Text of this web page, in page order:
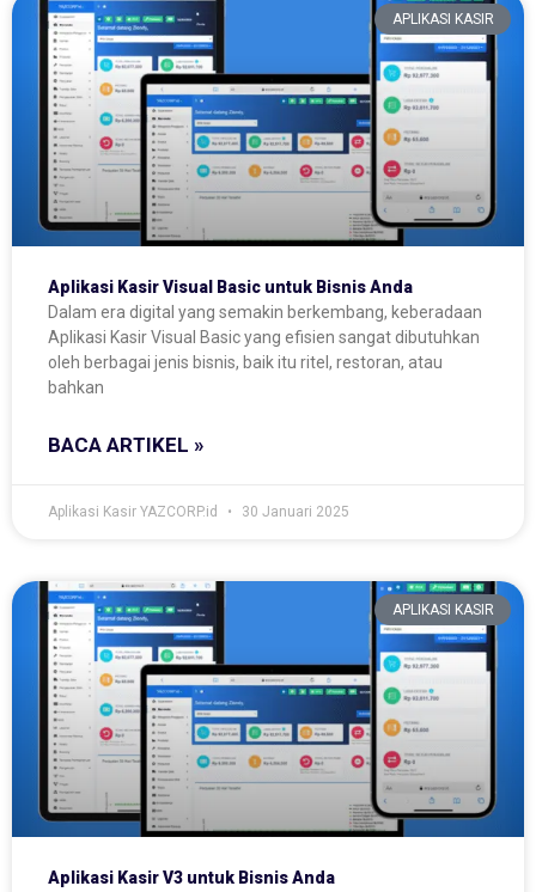
APLIKASI KASIR
Aplikasi Kasir Visual Basic untuk Bisnis Anda
Dalam era digital yang semakin berkembang, keberadaan
Aplikasi Kasir Visual Basic yang efisien sangat dibutuhkan
oleh berbagai jenis bisnis, baik itu ritel, restoran, atau
bahkan
BACA ARTIKEL »
Aplikasi Kasir YAZCORP.id 30 Januari 2025
APLIKASI KASIR
Aplikasi Kasir V3 untuk Bisnis Anda